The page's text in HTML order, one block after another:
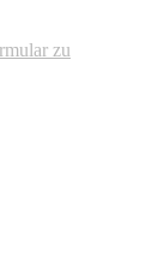
zu